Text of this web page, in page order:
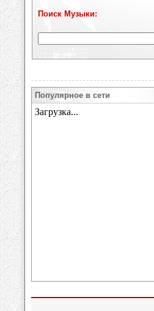
Поиск Музыки:
Популярное в сети